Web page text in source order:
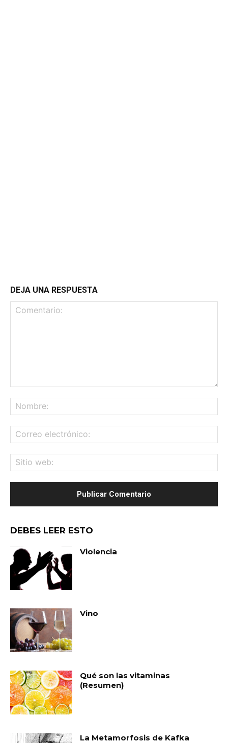
DEJA UNA RESPUESTA
DEBES LEER ESTO
Violencia
Vino
Qué son las vitaminas
(Resumen)
La Metamorfosis de Kafka